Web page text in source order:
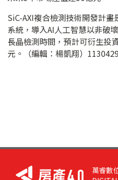
SiC-AXI複合檢測技術開發計
系統，導入AI人工智慧以非破
長晶檢測時間，預計可衍生投
元。（編輯：楊凱翔）
萬睿數